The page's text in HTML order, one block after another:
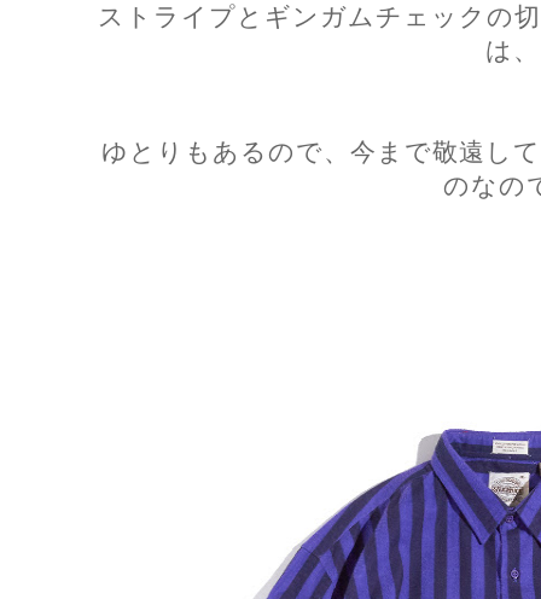
ストライプとギンガムチェックの
は、
ゆとりもあるので、今まで敬遠し
のなの